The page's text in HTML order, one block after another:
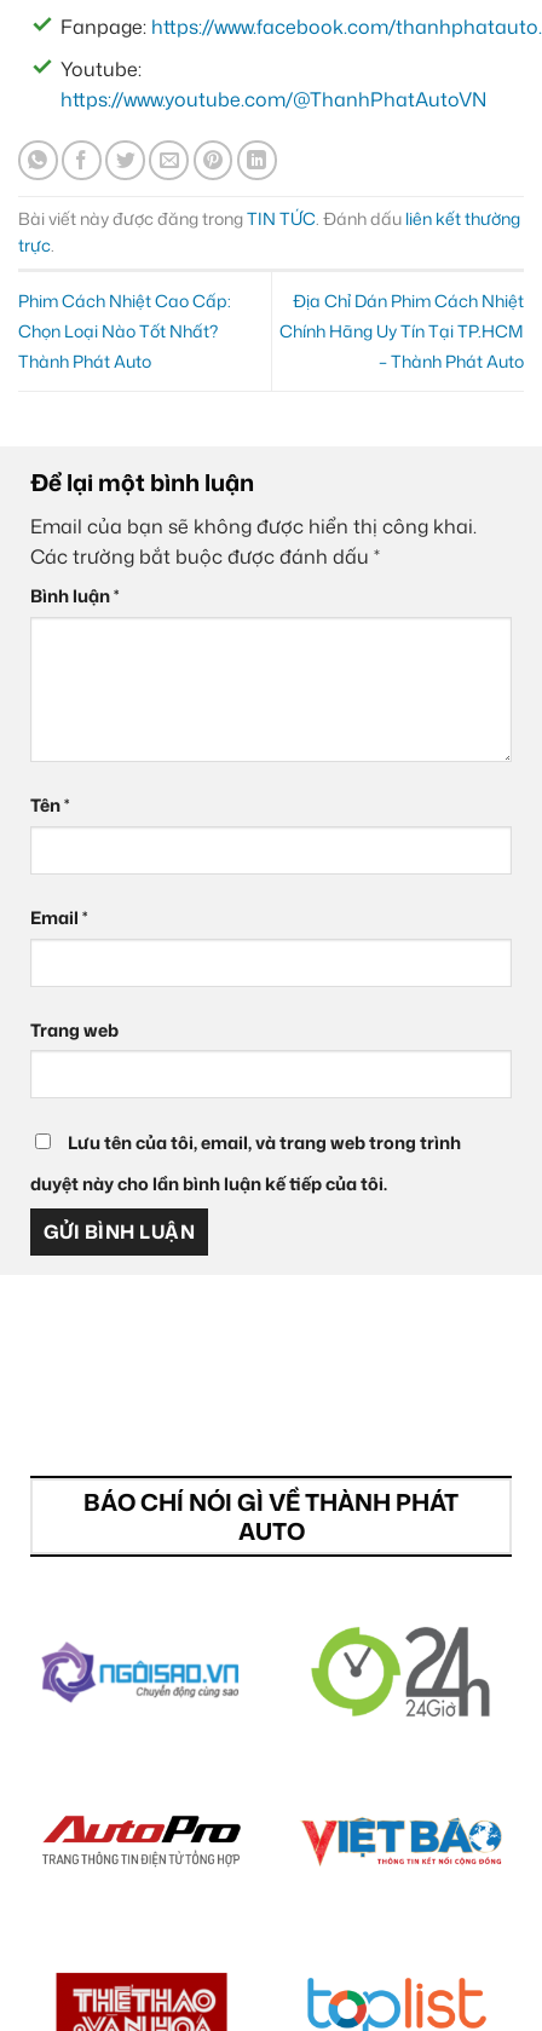
Fanpage: https://www.facebook.com/
Youtube:
https://www.youtube.com/@ThanhPhatAutoVN
Bài viết này được đăng trongTIN TỨC . Đánh dấu liên kết thường
trực
Phim Cách Nhiệt Cao Cấp:
Chọn Loại Nào Tốt Nhất?
Thành Phát Auto
Địa Chỉ Dán Phim Cách Nhiệt
Chính Hãng Uy Tín Tại TP.HCM
– Thành Phát Auto
Để lại một bình luận
Email của bạn sẽ không được hiển thị công khai.
Các trường bắt buộc được đánh dấu *
Bình luận*
Tên*
Email*
Trang web
Lưu tên của tôi, email, và trang web trong trình
duyệt này cho lần bình luận kế tiếp của tôi.
BÁO CHÍ NÓI GÌ VỀ THÀNH PHÁT
AUTO